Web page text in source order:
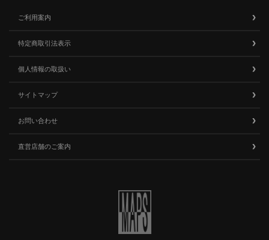
ご利用案内
特定商取引法表示
個人情報の取扱い
サイトマップ
お問い合わせ
直営店舗のご案内